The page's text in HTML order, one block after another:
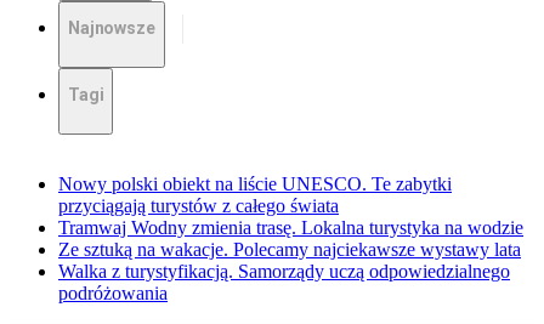
Najnowsze
Tagi
Nowy polski obiekt na liście UNESCO. Te zabytki
przyciągają turystów z całego świata
Tramwaj Wodny zmienia trasę. Lokalna turystyka na wodzie
Ze sztuką na wakacje. Polecamy najciekawsze wystawy lata
Walka z turystyfikacją. Samorządy uczą odpowiedzialnego
podróżowania